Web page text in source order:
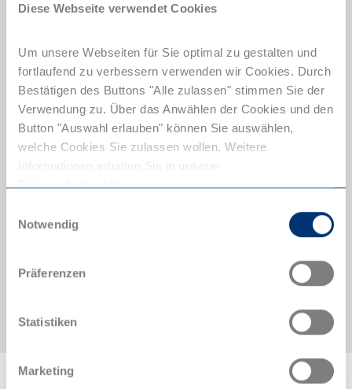
Diese Webseite verwendet Cookies
Um unsere Webseiten für Sie optimal zu gestalten und
fortlaufend zu verbessern verwenden wir Cookies. Durch
Bestätigen des Buttons "Alle zulassen" stimmen Sie der
Verwendung zu. Über das Anwählen der Cookies und den
Button "Auswahl erlauben" können Sie auswählen,
welche Cookies Sie zulassen wollen. Weitere
Datenschutzerklärung.
Notwendig
Präferenzen
Statistiken
Marketing
3 Tage Praxis, 2 Tage Theorie (3:2 Modell)
Praktikanten
Aktuell haben wir keine offenen Praktikumsstellen